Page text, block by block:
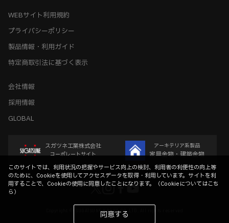
WEBサイト利用規約
プライバシーポリシー
製品情報・利用ガイド
特定商取引法に基づく表示
会社情報
採用情報
GLOBAL
スガツネ工業株式会社
コーポレートサイト
アーキテリア系製品
家具金物・建築金物
Copyright © SUGATSUNE KOGYO CO.,LTD. All rights reserved
このサイトでは、利用状況の把握やサービス向上の検討、利用者の利便性の向上等
のために、Cookieを使用してアクセスデータを取得・利用しています。サイトを利
用することで、Cookieの使用に同意したことになります。（Cookieについてはこち
ら）
同意する